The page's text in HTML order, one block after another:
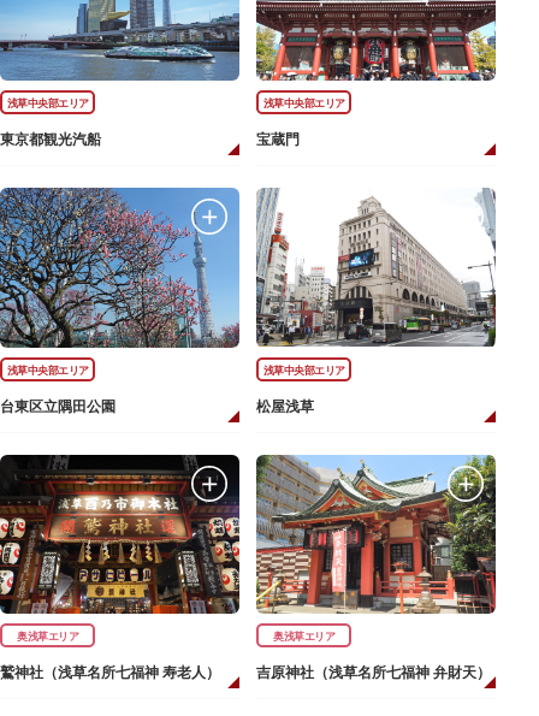
浅草中央部エリア
東京都観光汽船
浅草中央部エリア
宝蔵門
浅草中央部エリア
台東区立隅田公園
浅草中央部エリア
松屋浅草
奥浅草エリア
鷲神社（浅草名所七福神 寿老人）
奥浅草エリア
吉原神社（浅草名所七福神 弁財天）